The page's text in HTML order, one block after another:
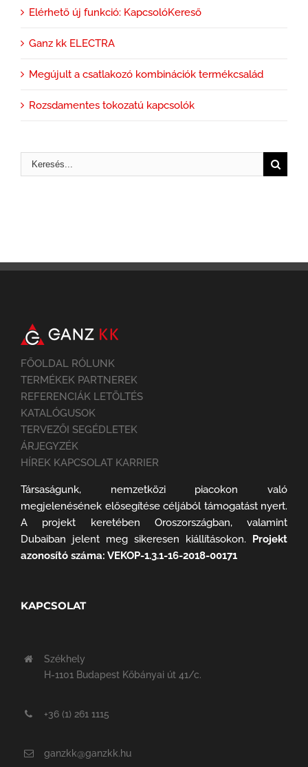
Elérhető új funkció: KapcsolóKereső
Ganz kk ELECTRA
Megújult a csatlakozó kombinációk termékcsalád
Rozsdamentes tokozatú kapcsolók
FŐOLDAL RÓLUNK
TERMÉKEK PARTNEREK
REFERENCIÁK LETÖLTÉS
KATALÓGUSOK
TERVEZŐI SEGÉDLETEK
ÁRJEGYZÉK
HÍREK KAPCSOLAT KARRIER
Társaságunk, nemzetközi piacokon való
megjelenésének elősegítése céljából támogatást nyert.
A projekt keretében Oroszországban, valamint
Dubaiban jelent meg sikeresen kiállításokon. Projekt
azonosító száma: VEKOP-1.3.1-16-2018-00171
KAPCSOLAT
Székhely
H-1101 Budapest Kőbányai út 41/c.
+36 (1) 261 1115
ganzkk@ganzkk.hu